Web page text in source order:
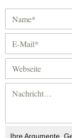
Ihre Argumente,